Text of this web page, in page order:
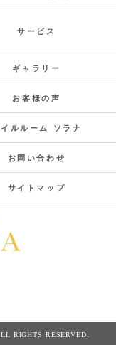
サービス
ギャラリー
お客様の声
ルルーム ソラナ
お問い合わせ
サイトマップ
RIGHTS RESERVED.